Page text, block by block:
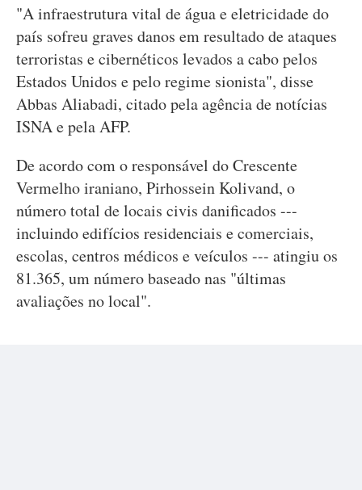
"A infraestrutura vital de água e eletricidade do
país sofreu graves danos em resultado de ataques
terroristas e cibernéticos levados a cabo pelos
Estados Unidos e pelo regime sionista", disse
Abbas Aliabadi, citado pela agência de notícias
ISNA e pela AFP.
De acordo com o responsável do Crescente
Vermelho iraniano, Pirhossein Kolivand, o
número total de locais civis danificados ---
incluindo edifícios residenciais e comerciais,
escolas, centros médicos e veículos --- atingiu os
81.365, um número baseado nas "últimas
avaliações no local".